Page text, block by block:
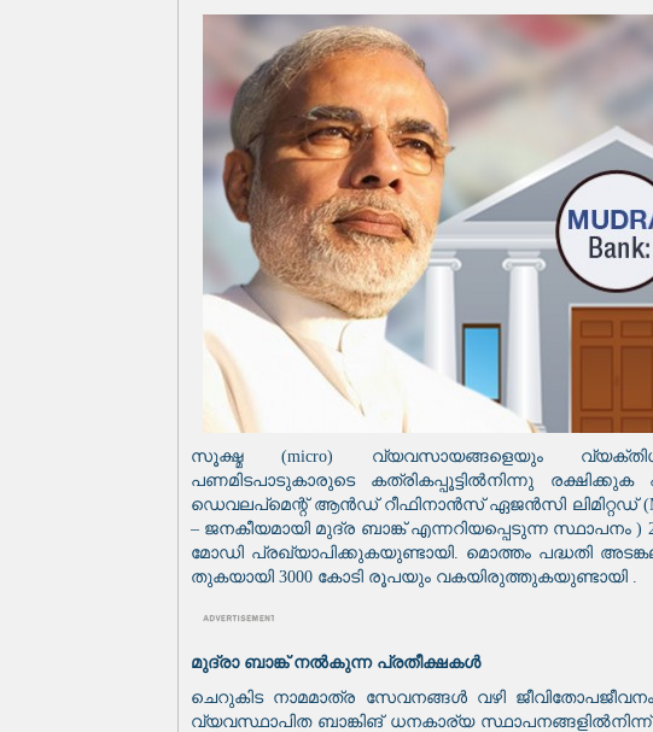
സൂക്ഷ്മ (micro) വ്യവസായങ്ങളെയും
പണമിടപാടുകാരുടെ കത്രികപ്പൂട്ടിൽനിന്നു
ഡെവലപ്മെന്റ് ആൻഡ് റീഫിനാൻസ് ഏജൻസി ലിമിറ്റഡ് (Micro
– ജനകീയമായി മുദ്ര ബാങ്ക് എന്നറിയപ്പെടുന്ന സ്ഥാപനം )
മോഡി പ്രഖ്യാപിക്കുകയുണ്ടായി. മൊത്തം പദ്ധതി
തുകയായി 3000 കോടി രൂപയും വകയിരുത്തുകയുണ്ടായി .
മുദ്രാ ബാങ്ക് നൽകുന്ന പ്രതീക്ഷകൾ
ചെറുകിട നാമമാത്ര സേവനങ്ങൾ വഴി
വ്യവസ്ഥാപിത ബാങ്കിങ് ധനകാര്യ